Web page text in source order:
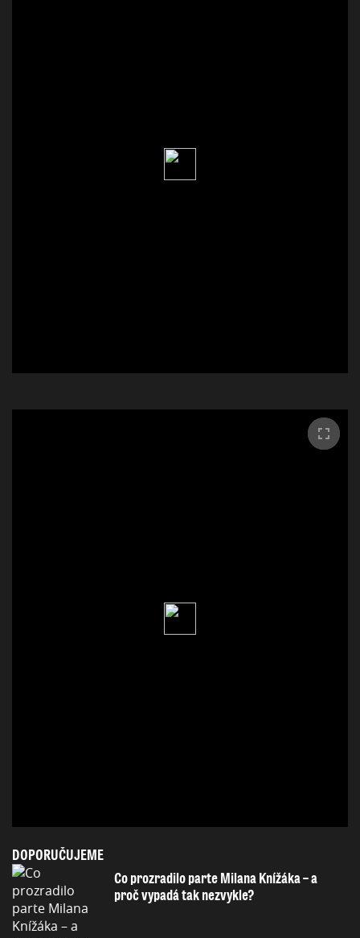
DOPORUČUJEME
Co prozradilo parte Milana Knížáka – a
proč vypadá tak nezvykle?